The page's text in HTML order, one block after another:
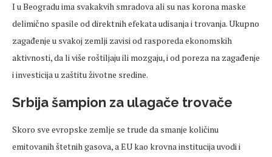
I u Beogradu ima svakakvih smradova ali su nas korona maske
delimično spasile od direktnih efekata udisanja i trovanja. Ukupno
zagađenje u svakoj zemlji zavisi od rasporeda ekonomskih
aktivnosti, da li više roštiljaju ili mozgaju, i od poreza na zagađenje
i investicija u zaštitu životne sredine.
Srbija šampion za ulagače trovače
Skoro sve evropske zemlje se trude da smanje količinu
emitovanih štetnih gasova, a EU kao krovna institucija uvodi i